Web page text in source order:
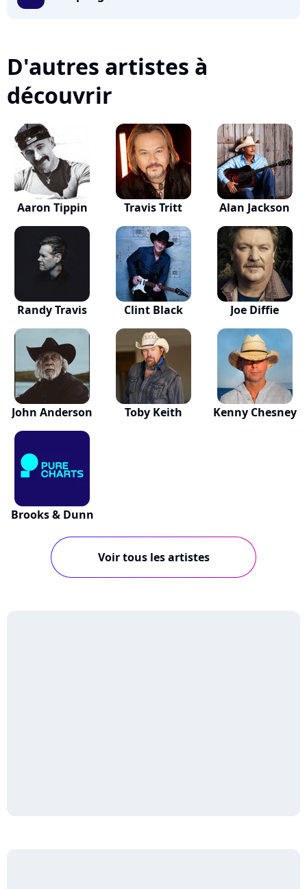
D'autres artistes à
découvrir
Aaron Tippin Travis Tritt Alan Jackson
Randy Travis Clint Black Joe Diffie
John Anderson Toby Keith Kenny Chesney
Brooks & Dunn
Voir tous les artistes